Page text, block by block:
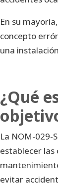
En su
concepto
una
¿Qué
La NOM-029-
establecer las
evitar